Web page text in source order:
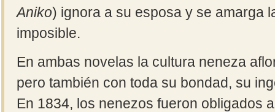
Aniko) ignora a su esposa y se amarga
imposible.
En ambas novelas la cultura neneza
pero también con toda su bondad, su
En 1834, los nenezos fueron obligados